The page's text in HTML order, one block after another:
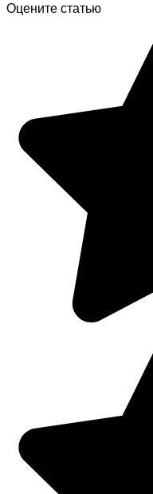
Оцените статью